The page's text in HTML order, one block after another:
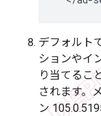
デフォルト
ションやイ
り当てるこ
されます。
ン